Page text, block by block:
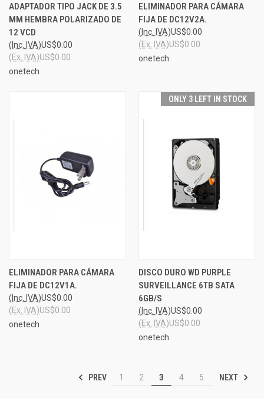
ADAPTADOR TIPO JACK DE 3.5
MM HEMBRA POLARIZADO DE
12 VCD
US$0.00
(Inc. IVA)
US$0.00
(Ex. IVA)
onetech
ELIMINADOR PARA CÁMARA
FIJA DE DC12V2A.
US$0.00
(Inc. IVA)
US$0.00
(Ex. IVA)
onetech
ELIMINADOR PARA CÁMARA
FIJA DE DC12V1A.
US$0.00
(Inc. IVA)
US$0.00
(Ex. IVA)
onetech
ONLY 3 LEFT IN STOCK
DISCO DURO WD PURPLE
SURVEILLANCE 6TB SATA
6GB/S
US$0.00
(Inc. IVA)
US$0.00
(Ex. IVA)
onetech
PREV 1 2 3 4 5 NEXT